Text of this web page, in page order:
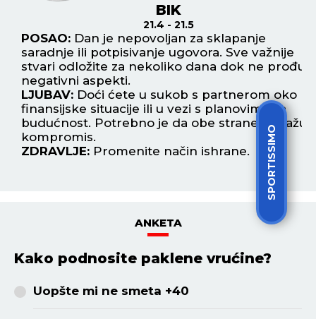
SPORTISSIMO
BIK
21.4 - 21.5
POSAO:Dan je nepovoljan za sklapanje
saradnje ili potpisivanje ugovora. Sve važnije
stvari odložite za nekoliko dana dok ne prođu
negativni aspekti.
LJUBAV:Doći ćete u sukob s partnerom oko
finansijske situacije ili u vezi s planovima za
budućnost. Potrebno je da obe strane pokažu
kompromis.
ZDRAVLJE:Promenite način ishrane.
ANKETA
Kako podnosite paklene vrućine?
Uopšte mi ne smeta +40